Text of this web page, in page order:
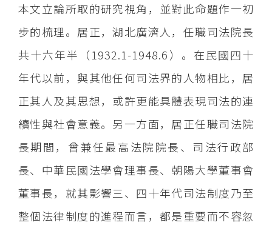
本文立論所取的研究視角，並對此命題作一初
步的梳理。居正，湖北廣濟人，任職司法院長
共十六年半（1932.1-1948.6）。在民國四十
年代以前，與其他任何司法界的人物相比，居
正其人及其思想，或許更能具體表現司法的連
續性與社會意義。另一方面，居正任職司法院
長期間，曾兼任最高法院院長、司法行政部
長、中華民國法學會理事長、朝陽大學董事會
董事長，就其影響三、四十年代司法制度乃至
整個法律制度的進程而言，都是重要而不容忽